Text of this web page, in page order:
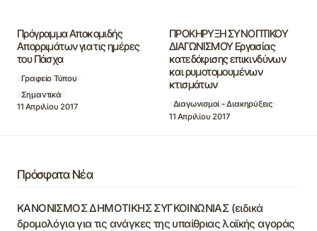
Πρόγραμμα Αποκομιδής
Απορριμάτων για τις ημέρες
του Πάσχα
Γραφείο Τύπου
Σημαντικά
11 Απριλίου 2017
ΠΡΟΚΗΡΥΞΗ ΣΥΝΟΠΤΙΚΟΥ
ΔΙΑΓΩΝΙΣΜΟΥ Εργασίας
κατεδάφισης επικινδύνων
και ρυμοτομουμένων
κτισμάτων
Διαγωνισμοί - Διακηρύξεις
11 Απριλίου 2017
Πρόσφατα Νέα
ΚΑΝΟΝΙΣΜΟΣ ΔΗΜΟΤΙΚΗΣ ΣΥΓΚΟΙΝΩΝΙΑΣ (ειδικά
δρομολόγια για τις ανάγκες της υπαίθριας λαϊκής αγοράς